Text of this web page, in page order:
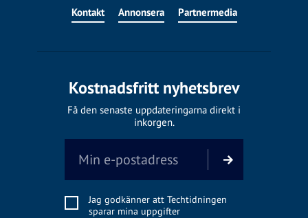
Kontakt Annonsera Partnermedia
Kostnadsfritt nyhetsbrev
Få den senaste uppdateringarna direkt i
inkorgen.
Jag godkänner att Techtidningen
sparar mina uppgifter